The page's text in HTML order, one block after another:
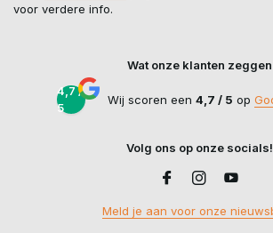
voor verdere info.
Wat onze klanten zeggen
4,7 /
5
Wij scoren een 4,7 / 5 op
Volg ons op onze socials!
Meld je aan voor onze